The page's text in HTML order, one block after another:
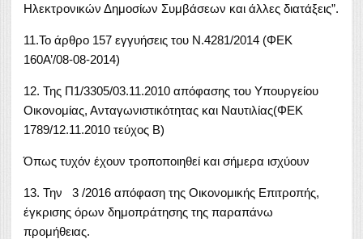
Ηλεκτρονικών Δημοσίων Συμβάσεων και άλλες διατάξεις”.
11.To άρθρο 157 εγγυήσεις του Ν.4281/2014 (ΦΕΚ
160Α’/08-08-2014)
12. Της Π1/3305/03.11.2010 απόφασης του Υπουργείου
Οικονομίας, Ανταγωνιστικότητας και Ναυτιλίας(ΦΕΚ
1789/12.11.2010 τεύχος Β)
Όπως τυχόν έχουν τροποποιηθεί και σήμερα ισχύουν
13. Την 3 /2016 απόφαση της Οικονομικής Επιτροπής,
έγκρισης όρων δημοπράτησης της παραπάνω
προμήθειας.